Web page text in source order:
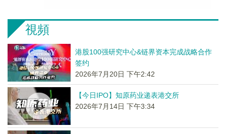
視頻
港股100强研究中心&链界资本完成战略合作
签约
2026年7月20日 下午2:42
【今日IPO】知原药业递表港交所
2026年7月14日 下午3:34